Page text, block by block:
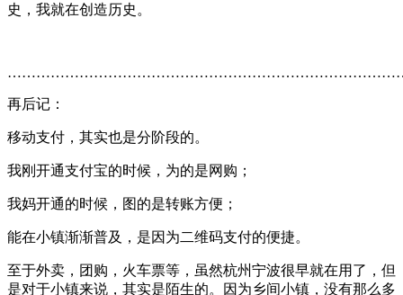
史，我就在创造历史。
再后记：
移动支付，其实也是分阶段的。
我刚开通支付宝的时候，为的是网购；
我妈开通的时候，图的是转账方便；
能在小镇渐渐普及，是因为二维码支付的便捷。
至于外卖，团购，火车票等，虽然杭州宁波很早就在用了，但
是对于小镇来说，其实是陌生的。因为乡间小镇，没有那么多